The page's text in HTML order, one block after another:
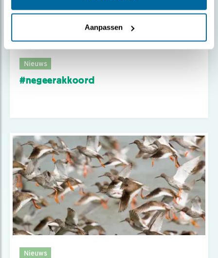
Aanpassen
Nieuws
#negeerakkoord
Nieuws